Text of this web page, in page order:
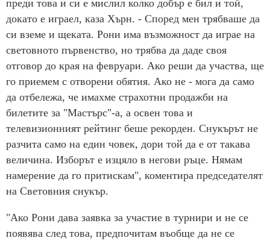
преди това и си е мислил колко добър е бил и той,
докато е играел, каза Хърн. - Според мен трябваше да
си вземе и щеката. Рони има възможност да играе на
световното първенство, но трябва да даде своя
отговор до края на февруари. Ако реши да участва, ще
го приемем с отворени обятия. Ако не - мога да само
да отбележа, че имахме страхотни продажби на
билетите за "Мастърс"-а, а освен това и
телевизионният рейтинг беше рекорден. Снукърът не
разчита само на един човек, дори той да е от такава
величина. Изборът е изцяло в негови ръце. Нямам
намерение да го притискам", коментира председателят
на Световния снукър.
"Ако Рони дава заявка за участие в турнири и не се
появява след това, предпочитам въобще да не се